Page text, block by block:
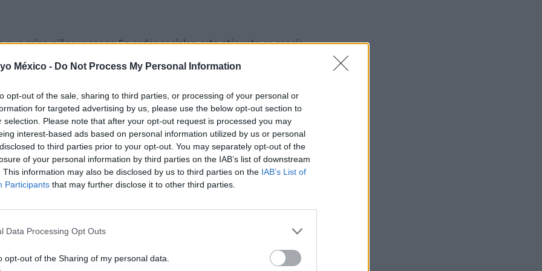
México - Do Not Process My Personal Information
opt-out of the sale, sharing to third parties, or processing of your personal or
for targeted advertising by us, please use the below opt-out section to
selection. Please note that after your opt-out request is processed you may
interest-based ads based on personal information utilized by us or personal
to third parties prior to your opt-out. You may separately opt-out of the
of your personal information by third parties on the IAB’s list of downstream
This information may also be disclosed by us to third parties on the IAB’s List of
Participants that may further disclose it to other third parties.
Data Processing Opt Outs
opt-out of the Sharing of my personal data.
niño?
emocional?
crían niños varones. En redes sociales, esta etiqueta se asocia
que predominan la energía, la aventura y la resistencia física. Se
e hijo.